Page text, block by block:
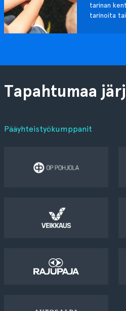
tarinan
tarinoita
Tapahtumaa
Pääyhteistyökumppanit